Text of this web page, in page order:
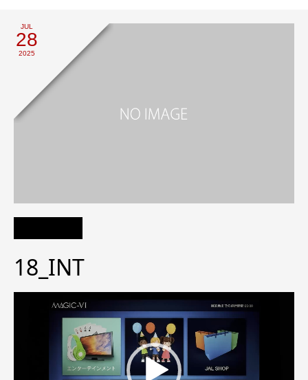
JUL
28
2025
18_INT
動